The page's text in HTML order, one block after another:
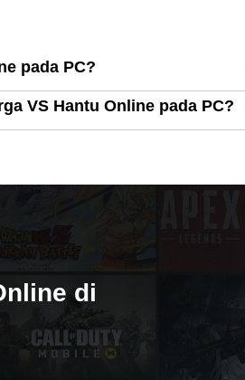
pada PC?
VS Hantu Online pada PC?
di